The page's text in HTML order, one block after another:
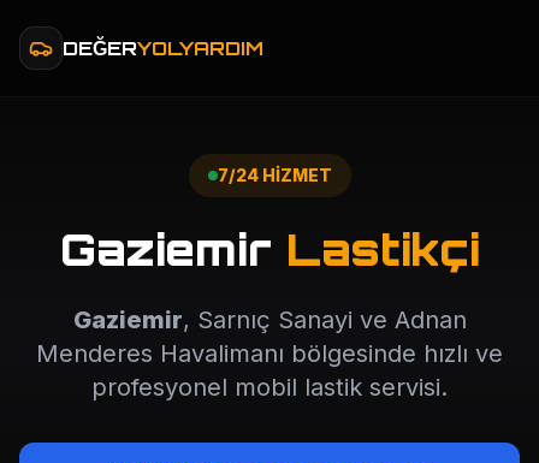
DEĞERYOLYARDIM
7/24 HİZMET
Gaziemir Lastikçi
Gaziemir, Sarnıç Sanayi ve Adnan
Menderes Havalimanı bölgesinde hızlı ve
profesyonel mobil lastik servisi.